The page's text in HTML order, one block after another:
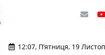
12:07, П’ятниця, 19